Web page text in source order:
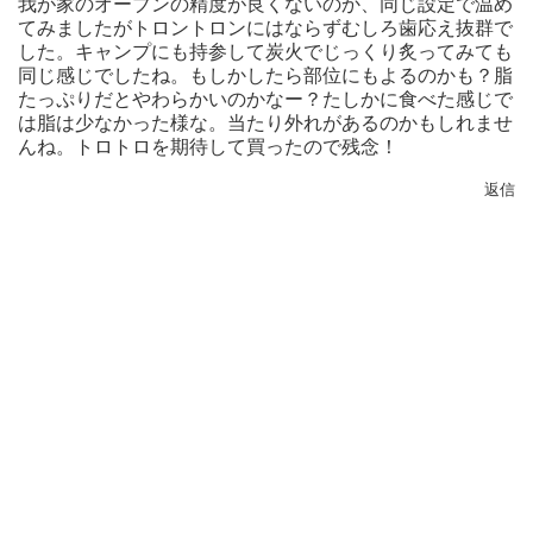
我が家のオーブンの精度が良くないのか、同じ設定で温め
てみましたがトロントロンにはならずむしろ歯応え抜群で
した。キャンプにも持参して炭火でじっくり炙ってみても
同じ感じでしたね。もしかしたら部位にもよるのかも？脂
たっぷりだとやわらかいのかなー？たしかに食べた感じで
は脂は少なかった様な。当たり外れがあるのかもしれませ
んね。トロトロを期待して買ったので残念！
返信